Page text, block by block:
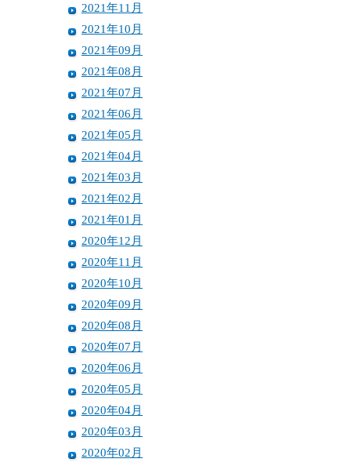
2021年11月
2021年10月
2021年09月
2021年08月
2021年07月
2021年06月
2021年05月
2021年04月
2021年03月
2021年02月
2021年01月
2020年12月
2020年11月
2020年10月
2020年09月
2020年08月
2020年07月
2020年06月
2020年05月
2020年04月
2020年03月
2020年02月